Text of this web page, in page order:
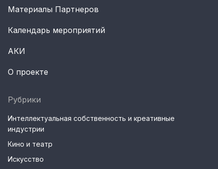
Материалы Партнеров
Календарь мероприятий
АКИ
О проекте
Рубрики
Интеллектуальная собственность и креативные
индустрии
Кино и театр
Искусство